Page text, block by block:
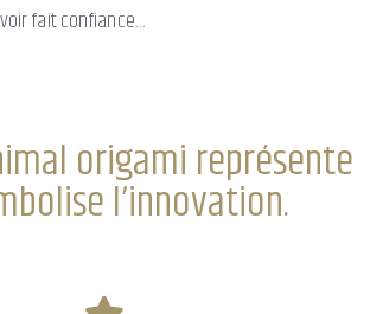
fait confiance…
origami représente
l’innovation.